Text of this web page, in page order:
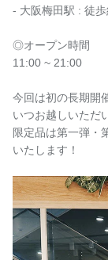
- 大阪梅田駅 : 徒
◎オープン時間
11:00 ~ 21:00
今回は初の長期開
いつお越しいただ
限定品は第一弾・
いたします！